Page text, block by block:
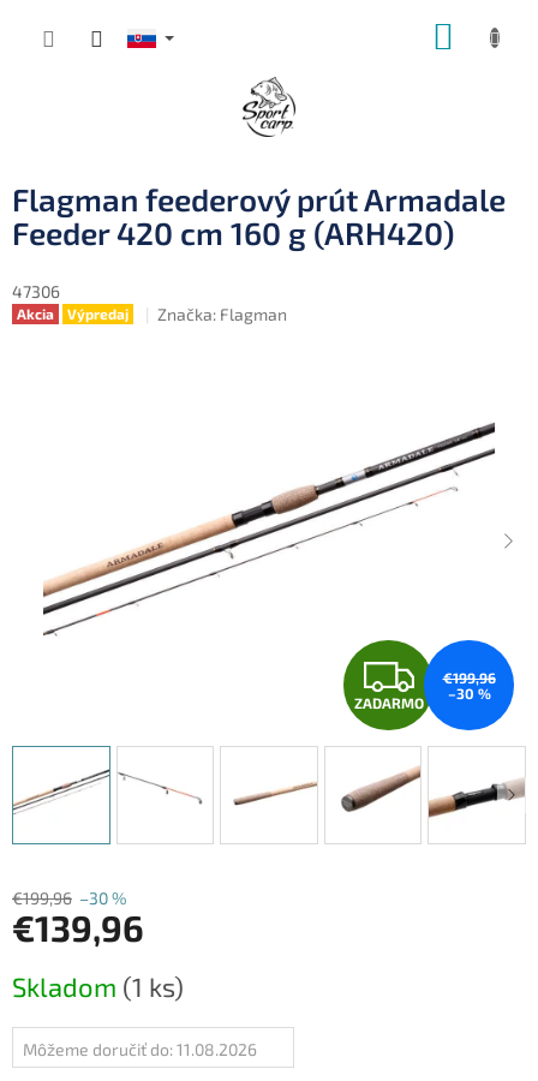
Flagman feederový prút Armadale
Feeder 420 cm 160 g (ARH420)
47306
Akcia Výpredaj Značka: Flagman
Z
A
D
A
ZADARMO
€199,96
–30 %
€199,96 –30 %
€139,96
cena:
Skladom (1 ks)
Môžeme doručiť do: 11.08.2026